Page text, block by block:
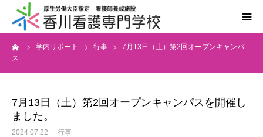
学内リポート 行事
7月13日（土）第2回オープンキャンパ
ス…
7月13日（土）第2回オープンキャンパスを開催し
ました。
2024.07.22 行事
学校案内
入学案内